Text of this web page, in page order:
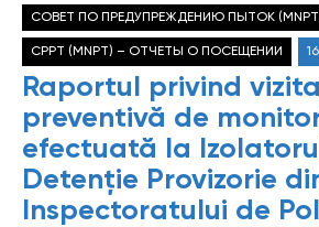
СОВЕТ ПО ПРЕДУПРЕЖДЕНИЮ ПЫТОК
CPPT (MNPT) – ОТЧЕТЫ О ПОСЕЩЕНИИ
Raportul privind vizita
preventivă de
efectuată la
Detenție Provizorie
Inspectoratului de